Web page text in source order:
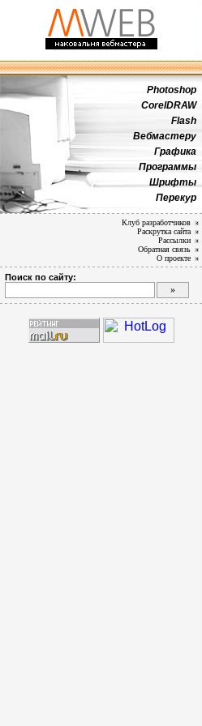
Photoshop
CorelDRAW
Flash
Вебмастеру
Графика
Программы
Шрифты
Перекур
Клуб разработчиков
Раскрутка сайта
Рассылки
Обратная связь
О проекте
Поиск по сайту: